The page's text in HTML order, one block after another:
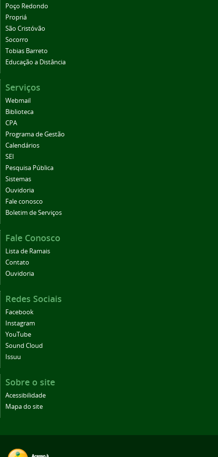
Poço Redondo
Propriá
São Cristóvão
Socorro
Tobias Barreto
Educação a Distância
Serviços
Webmail
Biblioteca
CPA
Programa de Gestão
Calendários
SEI
Pesquisa Pública
Sistemas
Ouvidoria
Fale conosco
Boletim de Serviços
Fale Conosco
Lista de Ramais
Contato
Ouvidoria
Redes Sociais
Facebook
Instagram
YouTube
Sound Cloud
Issuu
Sobre o site
Acessibilidade
Mapa do site